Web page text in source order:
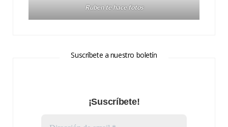
Ruben te hace fotos
Suscríbete a nuestro boletín
¡Suscríbete!